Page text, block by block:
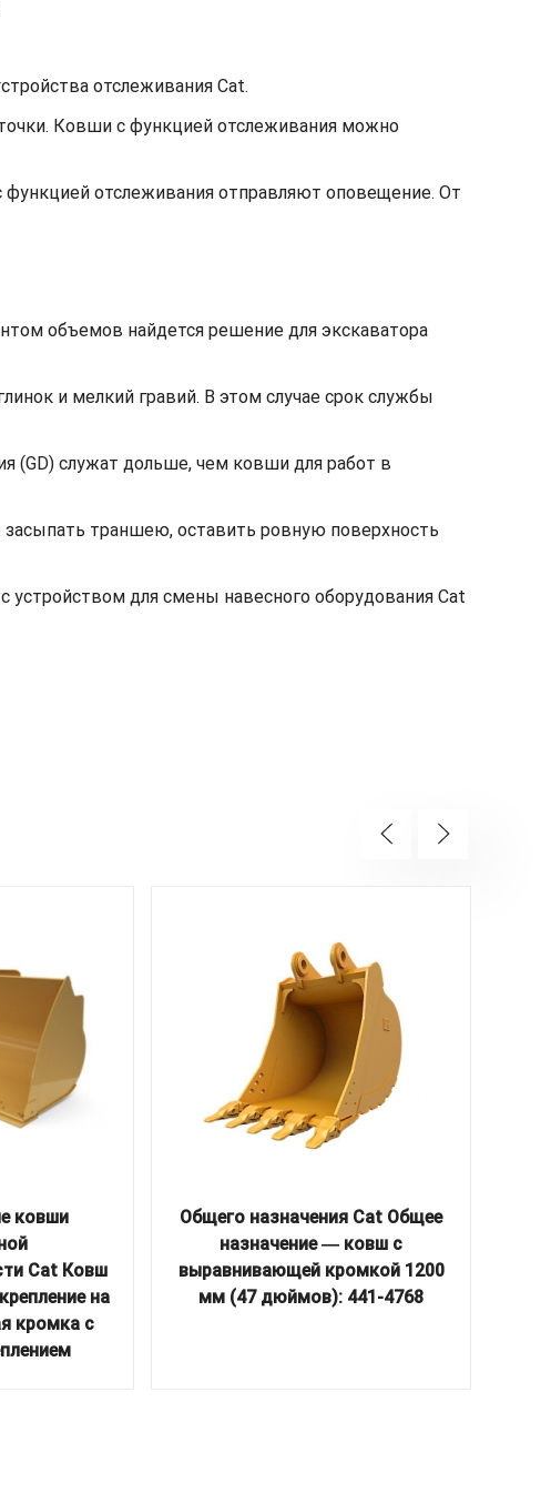
отслеживания Cat.
Ковши с функцией отслеживания можно
отслеживания отправляют оповещение. От
объемов найдется решение для экскаватора
и мелкий гравий. В этом случае срок службы
(GD) служат дольше, чем ковши для работ в
траншею, оставить ровную поверхность
для смены навесного оборудования Cat
ковши
Cat Ковш
на
кромка с
Общего назначения Cat Общее
назначение ― ковш с
выравнивающей кромкой 1200
мм (47 дюймов): 441-4768